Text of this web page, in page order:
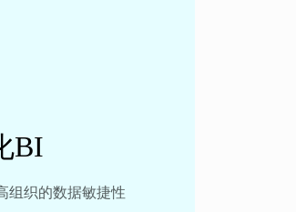
BI
组织的数据敏捷性